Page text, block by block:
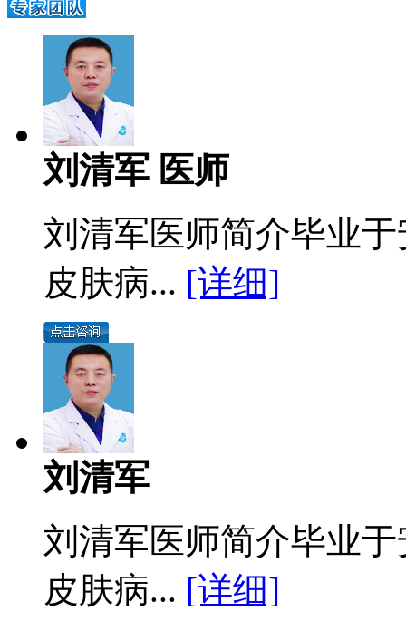
刘清军 医师
刘清军医师简介毕业
皮肤病... [详细]
刘清军
刘清军医师简介毕业
皮肤病... [详细]